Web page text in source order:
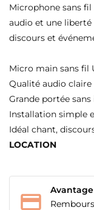
Microphone sans
audio et une
discours et
Micro main sans fil
Qualité audio claire
Grande portée
Installation simple
Idéal chant,
LOCATION